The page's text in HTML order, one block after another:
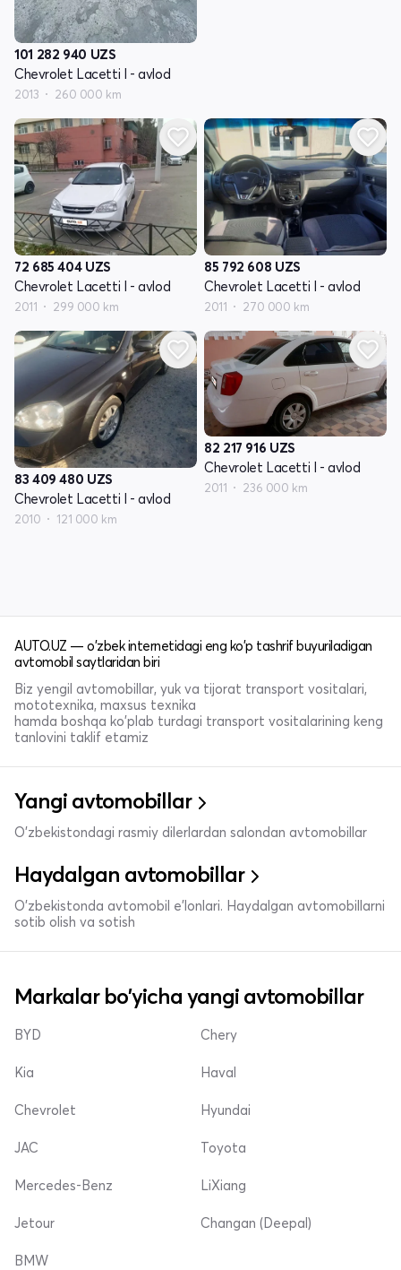
101 282 940 UZS
Chevrolet Lacetti I - avlod
2013 260 000 km
72 685 404 UZS
Chevrolet Lacetti I - avlod
2011 299 000 km
85 792 608 UZS
Chevrolet Lacetti I - avlod
2011 270 000 km
83 409 480 UZS
Chevrolet Lacetti I - avlod
2010 121 000 km
82 217 916 UZS
Chevrolet Lacetti I - avlod
2011 236 000 km
AUTO.UZ — o'zbek internetidagi eng ko'p tashrif buyuriladigan
avtomobil saytlaridan biri
Biz yengil avtomobillar, yuk va tijorat transport vositalari,
mototexnika, maxsus texnika
hamda boshqa ko'plab turdagi transport vositalarining keng
tanlovini taklif etamiz
Yangi avtomobillar
O'zbekistondagi rasmiy dilerlardan salondan avtomobillar
Haydalgan avtomobillar
O'zbekistonda avtomobil e’lonlari. Haydalgan avtomobillarni
sotib olish va sotish
Markalar bo'yicha yangi avtomobillar
BYD
Kia
Chevrolet
Chery
Haval
Hyundai
JAC
Mercedes-Benz
Jetour
Toyota
LiXiang
Changan (Deepal)
BMW